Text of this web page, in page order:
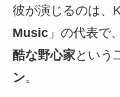
彼が演じるのは、
Music」の代表で、
酷な野心家という
ン。